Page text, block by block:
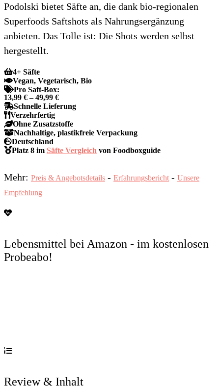
Podolski bietet Säfte an, die dank bio-regionalen
Superfoods Saftshots als Nahrungsergänzung
anbieten. Das Tolle ist: Die Shots werden selbst
hergestellt.
4+ Säfte
Vegan, Vegetarisch, Bio
Pro Saft-Box:
13,99 € – 49,99 €
Schnelle Lieferung
Verzehrfertig
Ohne Zusatzstoffe
Nachhaltige, plastikfreie Verpackung
Deutschland
Platz 8 im Säfte Vergleich von Foodboxguide
Mehr: Preis & Angebotsdetails - Erfahrungsbericht - Unsere
Empfehlung
Lebensmittel bei Amazon - im kostenlosen
Probeabo!
Review & Inhalt